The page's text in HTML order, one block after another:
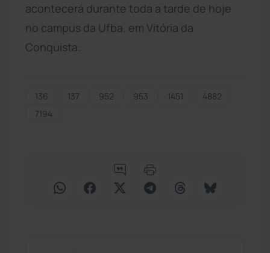
acontecerá durante toda a tarde de hoje
no campus da Ufba, em Vitória da
Conquista.
136 137 952 953 1451
4882
7194